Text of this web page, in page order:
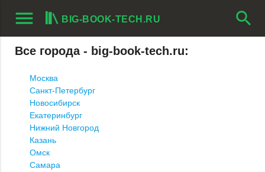
menu BIG-BOOK-TECH.RU search
Все города - big-book-tech.ru:
Москва
Санкт-Петербург
Новосибирск
Екатеринбург
Нижний Новгород
Казань
Омск
Самара